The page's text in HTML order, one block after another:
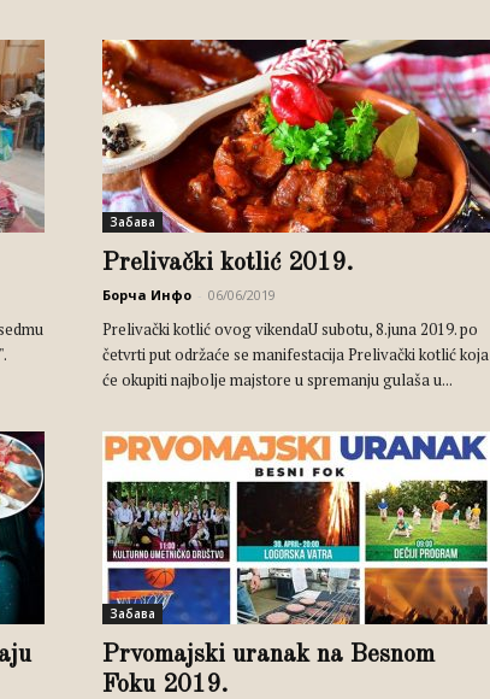
Забава
Prelivački kotlić 2019.
Борча Инфо 06/06/2019
Prelivački kotlić ovog vikendaU subotu, 8.juna 2019. po
četvrti put održaće se manifestacija Prelivački kotlić koja
će okupiti najbolje majstore u spremanju gulaša u...
Забава
Prvomajski uranak na Besnom
Foku 2019.